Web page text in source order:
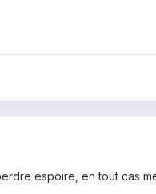
espoire, en tout cas